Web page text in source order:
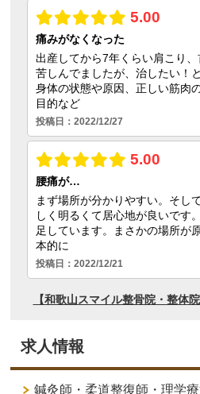
求人情報
鍼灸師・柔道整復師・理学